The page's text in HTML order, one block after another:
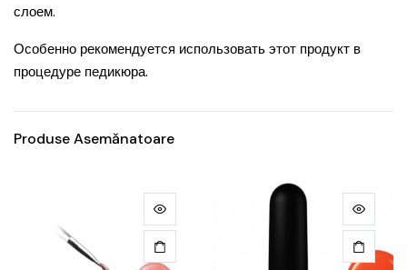
слоем.
Особенно рекомендуется использовать этот продукт в
процедуре педикюра.
Produse Asemănatoare